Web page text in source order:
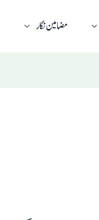
مضامین نگار